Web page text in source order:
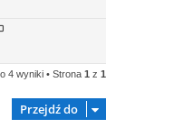
4 wyniki • Strona 1 z 1
Przejdź do